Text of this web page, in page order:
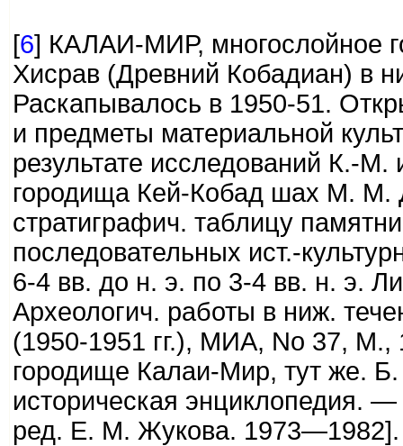
[6] КАЛАИ-МИР, многослойное
Хисрав (Древний Кобадиан) в
Раскапывалось в 1950-51.
и предметы материальной
результате исследований К.-
городища Кей-Кобад шах М. М.
стратиграфич. таблицу
последовательных ист.-
6-4 вв. до н. э. по 3-4 вв. н. э.
Археологич. работы в ниж.
(1950-1951 гг.), МИА, No 37,
городище Калаи-Мир, тут же.
историческая энциклопедия.
ред. Е. М. Жукова. 1973—1982].